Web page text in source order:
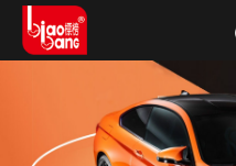
首